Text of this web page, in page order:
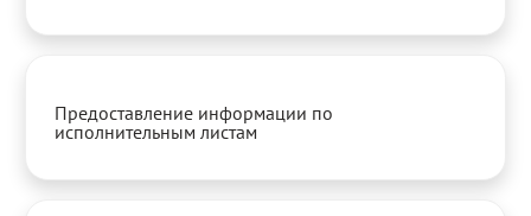
Предоставление информации по
исполнительным листам